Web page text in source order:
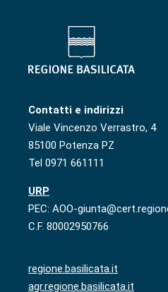
Contatti e indirizzi
Viale Vincenzo Verrastro, 4
85100 Potenza PZ
Tel 0971 661111
URP
PEC: AOO-
C.F. 80002950766
regione.basilicata.it
agr.regione.basilicata.it